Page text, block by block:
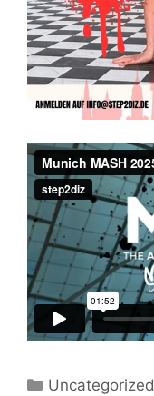
Kategorien
Uncategorized